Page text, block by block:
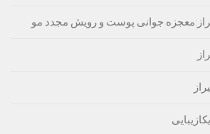
جوانی پوست و رویش مجدد مو